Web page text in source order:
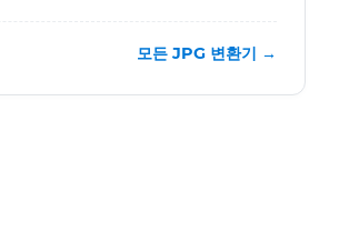
모든 JPG 변환기 →